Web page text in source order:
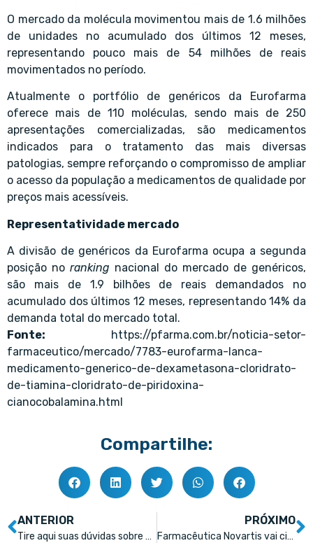
O mercado da molécula movimentou mais de 1.6 milhões
de unidades no acumulado dos últimos 12 meses,
representando pouco mais de 54 milhões de reais
movimentados no período.
Atualmente o portfólio de genéricos da Eurofarma
oferece mais de 110 moléculas, sendo mais de 250
apresentações comercializadas, são medicamentos
indicados para o tratamento das mais diversas
patologias, sempre reforçando o compromisso de ampliar
o acesso da população a medicamentos de qualidade por
preços mais acessíveis.
Representatividade mercado
A divisão de genéricos da Eurofarma ocupa a segunda
posição no ranking nacional do mercado de genéricos,
são mais de 1.9 bilhões de reais demandados no
acumulado dos últimos 12 meses, representando 14% da
demanda total do mercado total.
Fonte: https://pfarma.com.br/noticia-setor-
farmaceutico/mercado/7783-eurofarma-lanca-
medicamento-generico-de-dexametasona-cloridrato-
de-tiamina-cloridrato-de-piridoxina-
cianocobalamina.html
Compartilhe:
ANTERIOR
Tire aqui suas dúvidas sobre os medicamentos genéricos
PRÓXIMO
Farmacêutica Novartis vai cindir negócio de genéricos Sandoz